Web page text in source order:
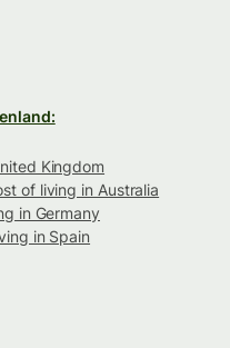
Kingdom
of living in Australia
in Germany
in Spain